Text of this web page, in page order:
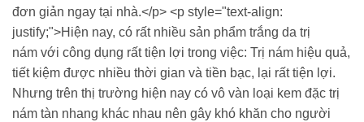
đơn giản ngay tại nhà.</p> <p style="text-align:
justify;">Hiện nay, có rất nhiều sản phẩm trắng da trị
nám với công dụng rất tiện lợi trong việc: Trị nám hiệu quả,
tiết kiệm được nhiều thời gian và tiền bạc, lại rất tiện lợi.
Nhưng trên thị trường hiện nay có vô vàn loại kem đặc trị
nám tàn nhang khác nhau nên gây khó khăn cho người